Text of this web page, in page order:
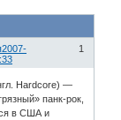
1
2007-
Hardcore) —
панк-рок,
в США и